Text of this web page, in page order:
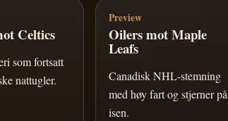
Celtics
som fortsatt
nattugler.
Preview
Oilers mot Maple
Leafs
Canadisk NHL-stemning
med høy fart og stjerner på
isen.